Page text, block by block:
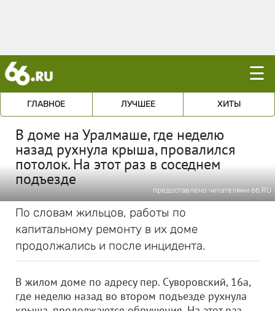
☰
ГЛАВНОЕ ЛУЧШЕЕ ХИТЫ
В доме на Уралмаше, где неделю
назад рухнула крыша, провалился
потолок. На этот раз в соседнем
подъезде
предоставлено читателями 66.RU
По словам жильцов, работы по
капитальному ремонту в их доме
продолжались и после инцидента.
В жилом доме по адресу пер. Суворовский, 16а,
где неделю назад во втором подъезде рухнула